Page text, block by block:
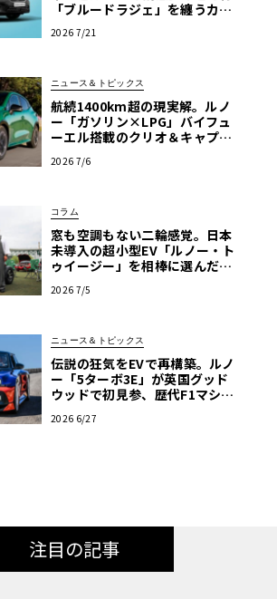
「ブルードラジェ」を纏うカン
2026 7/21
ニュース＆トピックス
航続1400km超の現実解。ルノ
ー「ガソリン×LPG」バイフュ
ーエル搭載のクリオ＆キャプチ
2026 7/6
コラム
窓も空調もない二輪感覚。日本
未導入の超小型EV「ルノー・ト
ゥイージー」を相棒に選んだ理
2026 7/5
ニュース＆トピックス
伝説の狂気をEVで再構築。ルノ
ー「5ターボ3E」が英国グッド
ウッドで初見参、歴代F1マシン
2026 6/27
注目の記事